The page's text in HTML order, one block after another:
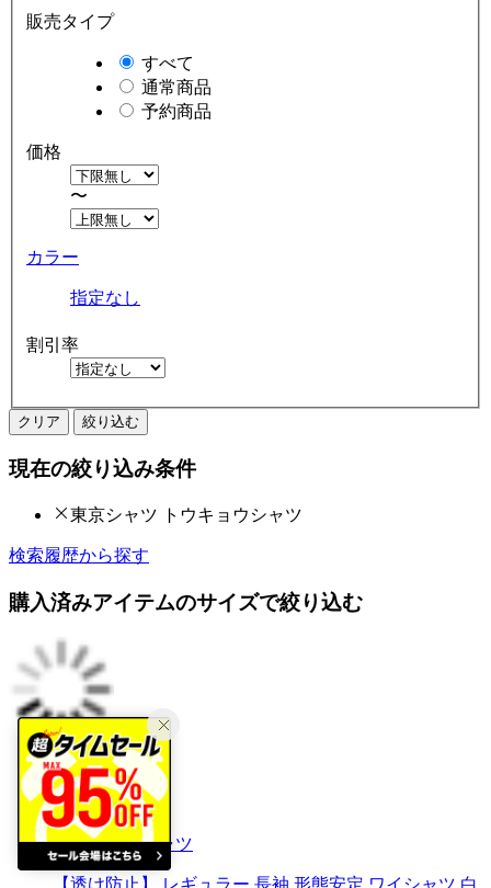
販売タイプ
すべて
通常商品
予約商品
価格
〜
カラー
指定なし
割引率
クリア 絞り込む
現在の絞り込み条件
東京シャツ トウキョウシャツ
検索履歴から探す
購入済みアイテムのサイズで絞り込む
トーキョーシャツ